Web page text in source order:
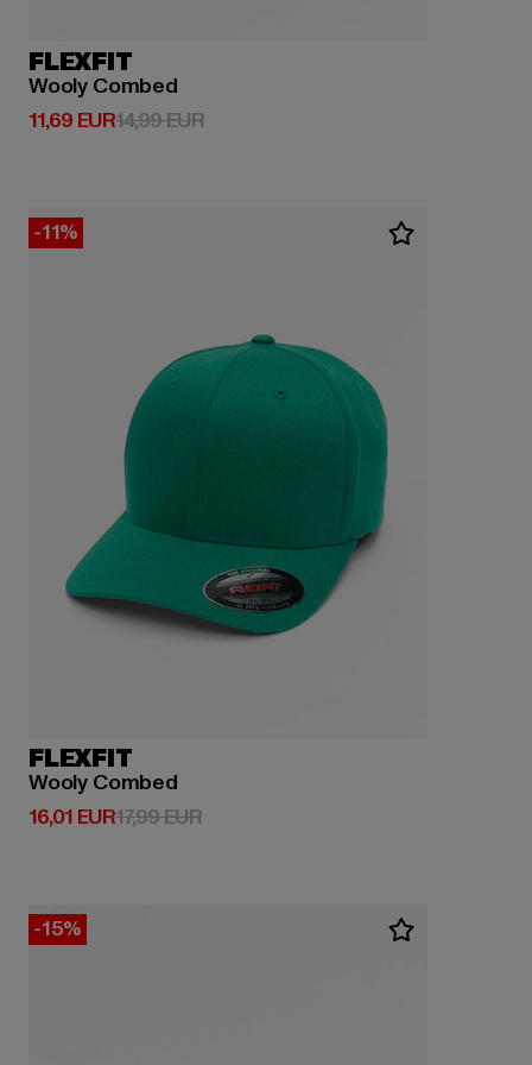
FLEXFIT
Wooly Combed
11,69 EUR
Derzeitiger Preis: 11,69 EUR
14,99 EURAktionspreis: 14,99 EUR
-11%
FLEXFIT
Wooly Combed
16,01 EUR
Derzeitiger Preis: 16,01 EUR
17,99 EURAktionspreis: 17,99 EUR
-15%